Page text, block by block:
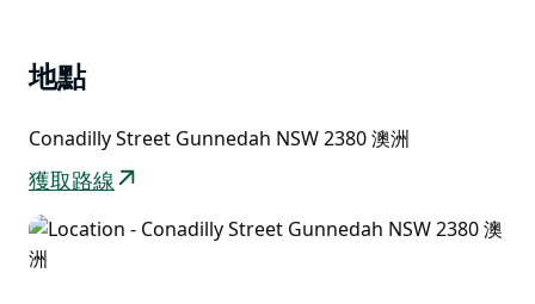
動烤肉爐，是家庭休閒出遊或與朋友小聚的理想選擇。精
心維護的花園營造出溫馨宜人的氛圍，布羅克苑 (Brock
「抒情廁所」(Lyrical Loos)——坐下來，聆聽悠揚的詩
歌朗誦，驚喜連連！
每逢週末，公園裡都會熱鬧非凡，當地的運動隊伍會在橢
圓形運動場上展開激烈的角逐，包括大多數週六都會舉行
地點
Conadilly Street Gunnedah NSW 2380 澳洲
獲取路線